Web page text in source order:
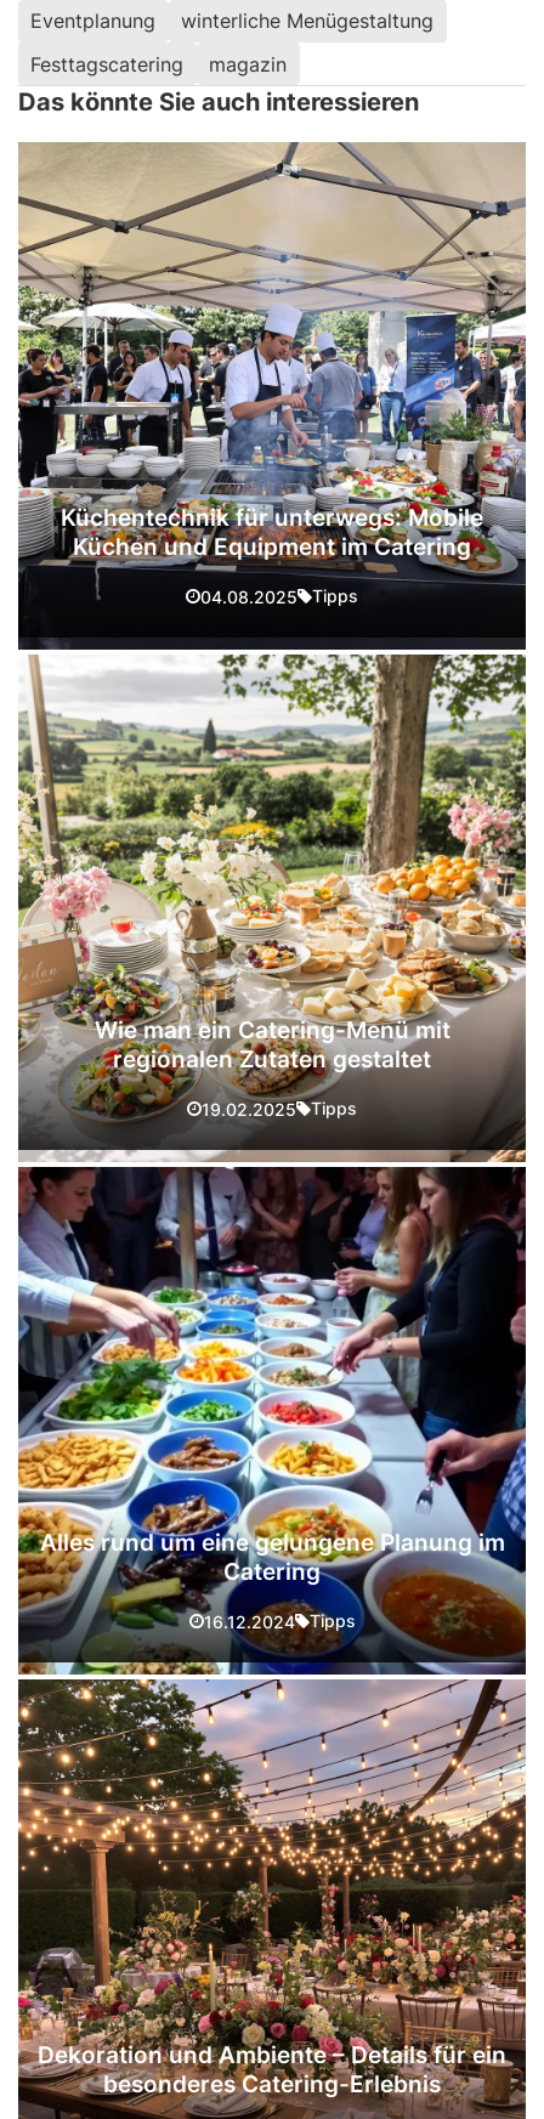
Eventplanung
winterliche Menügestaltung
Festtagscatering
magazin
Das könnte Sie auch interessieren
Küchentechnik für unterwegs: Mobile
Küchen und Equipment im Catering
04.08.2025 Tipps
Wie man ein Catering-Menü mit
regionalen Zutaten gestaltet
19.02.2025 Tipps
Alles rund um eine gelungene Planung im
Catering
16.12.2024 Tipps
Dekoration und Ambiente – Details für ein
besonderes Catering-Erlebnis